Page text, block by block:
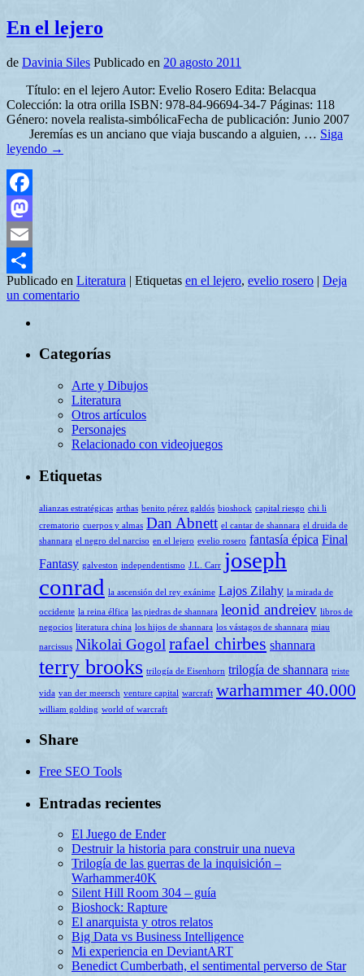
En el lejero
de Davinia Siles Publicado en 20 agosto 2011
Título: en el lejero Autor: Evelio Rosero Edita: Belacqua
Colección: la otra orilla ISBN: 978-84-96694-34-7 Páginas: 118
Género: novela realista-simbólicaFecha de publicación: Junio 2007
Jeremías es un anciano que viaja buscando a alguien, … Siga
leyendo →
Facebook
Mastodon
Email
Compartir
Publicado en Literatura | Etiquetas en el lejero, evelio rosero | Deja
un comentario
Categorías
Arte y Dibujos
Literatura
Otros artículos
Personajes
Relacionado con videojuegos
Etiquetas
alianzas estratégicas arthas benito pérez galdós bioshock capital riesgo chi li
crematorio cuerpos y almas Dan Abnett el cantar de shannara el druida de
shannara el negro del narciso en el lejero evelio rosero fantasía épica Final
Fantasy galveston independentismo J.L. Carr joseph
conrad la ascensión del rey exánime Lajos Zilahy la mirada de
occidente la reina élfica las piedras de shannara leonid andreiev libros de
negocios literatura china los hijos de shannara los vástagos de shannara miau
narcissus Nikolai Gogolrafael chirbes shannara
terry brooks trilogía de Eisenhorn trilogía de shannara triste
vida van der meersch venture capital warcraft warhammer 40.000
william golding world of warcraft
Share
Free SEO Tools
Entradas recientes
El Juego de Ender
Destruir la historia para construir una nueva
Trilogía de las guerras de la inquisición –
Warhammer40K
Silent Hill Room 304 – guía
Bioshock: Rapture
El anarquista y otros relatos
Big Data vs Business Intelligence
Mi experiencia en DeviantART
Benedict Cumberbath, el sentimental perverso de Star